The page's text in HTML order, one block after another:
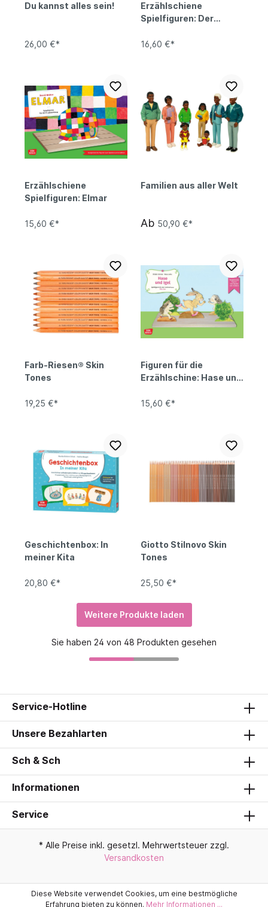
Du kannst alles sein!
26,00 €*
Erzählschiene
Spielfiguren: Der
16,60 €*
Erzählschiene
Spielfiguren: Elmar
15,60 €*
Familien aus aller Welt
Ab 50,90 €*
Farb-Riesen® Skin
Tones
19,25 €*
Figuren für die
Erzählschine: Hase und
15,60 €*
Geschichtenbox: In
meiner Kita
20,80 €*
Giotto Stilnovo Skin
Tones
25,50 €*
Weitere Produkte laden
Sie haben 24 von 48 Produkten gesehen
Service-Hotline
Unsere Bezahlarten
Sch & Sch
Informationen
Service
* Alle Preise inkl. gesetzl. Mehrwertsteuer zzgl.
Versandkosten
Diese Website verwendet Cookies, um eine bestmögliche
Erfahrung bieten zu können. Mehr Informationen ...